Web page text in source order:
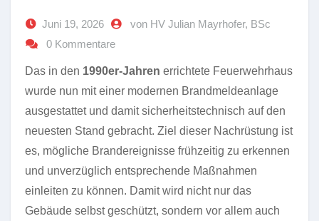
Juni 19, 2026
von HV Julian Mayrhofer, BSc
0 Kommentare
Das in den 1990er-Jahren errichtete Feuerwehrhaus
wurde nun mit einer modernen Brandmeldeanlage
ausgestattet und damit sicherheitstechnisch auf den
neuesten Stand gebracht. Ziel dieser Nachrüstung ist
es, mögliche Brandereignisse frühzeitig zu erkennen
und unverzüglich entsprechende Maßnahmen
einleiten zu können. Damit wird nicht nur das
Gebäude selbst geschützt, sondern vor allem auch